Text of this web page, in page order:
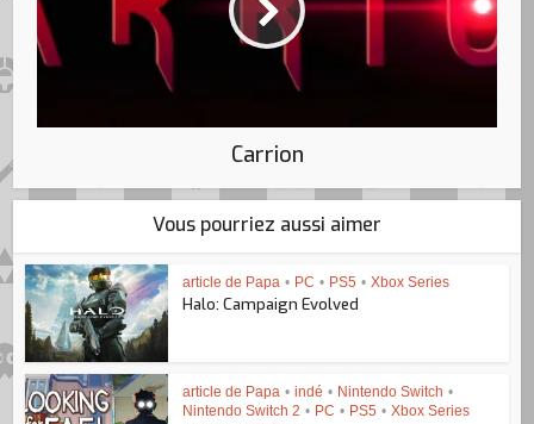
Carrion
Vous pourriez aussi aimer
article de Papa • PC • PS5 • Xbox Series
Halo: Campaign Evolved
article de Papa • indé • Nintendo Switch •
Nintendo Switch 2 • PC • PS5 • Xbox Series